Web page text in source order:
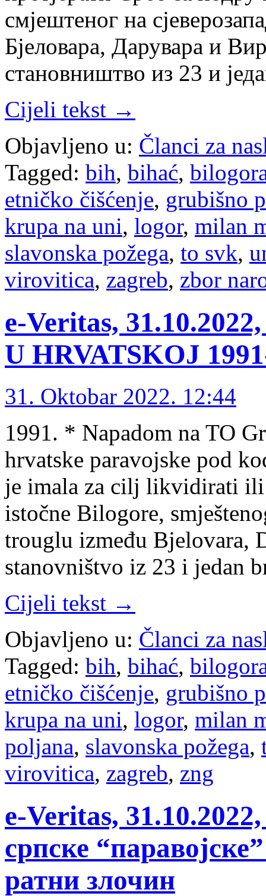
смјештеног на
Бјеловара, Дарувара и
становништво из 23 и
Cijeli tekst →
Objavljeno u: Članci za
Tagged: bih, bihać,
etničko čišćenje, grubišno
krupa na uni, logor, milan
slavonska požega, to svk,
virovitica, zagreb, zbor
e-Veritas,
U HRVATSKOJ
31. Oktobar 2022. 12:44
1991. * Napadom na TO
hrvatske paravojske pod
je imala za cilj likvidirati ili
istočne Bilogore,
trouglu između Bjelovara,
stanovništvo iz 23 i jedan
Cijeli tekst →
Objavljeno u: Članci za
Tagged: bih, bihać,
etničko čišćenje, grubišno
krupa na uni, logor, milan
poljana, slavonska požega,
virovitica, zagreb, zng
e-Veritas,
српске
ратни злочин